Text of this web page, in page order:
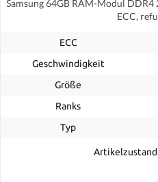
Samsung 64GB RAM-Modul
ECC,
ECC
Geschwindigkeit
Größe
Ranks
Typ